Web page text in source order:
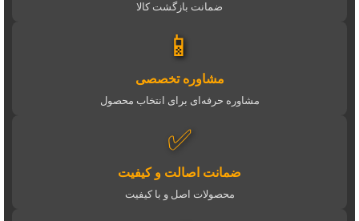
ضمانت بازگشت کالا
📱
مشاوره تخصصی
مشاوره حرفه‌ای برای انتخاب محصول
✅
ضمانت اصالت و کیفیت
محصولات اصل و با کیفیت